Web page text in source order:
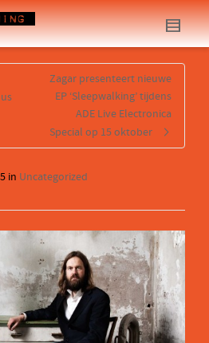
Zagar presenteert nieuwe
EP ‘Sleepwalking’ tijdens
ADE Live Electronica
Special op 15 oktober
in Uncategorized